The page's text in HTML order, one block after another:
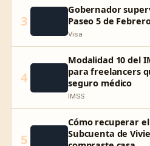
3
Gobernador
Paseo 5 de
Visa
4
Modalidad 10 del
para freelancers
seguro médico
IMSS
5
Cómo recuperar
Subcuenta de